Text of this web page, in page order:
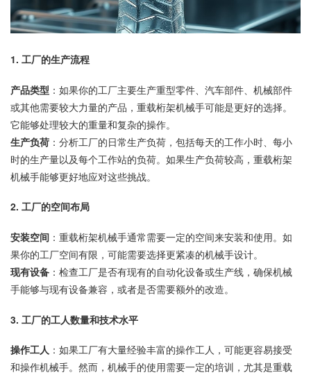
1. 工厂的生产流程
产品类型 ：如果你的工厂主要生产重型零件、汽车部件、机械部件
或其他需要较大力量的产品，重载桁架机械手可能是更好的选择。
它能够处理较大的重量和复杂的操作。
生产负荷 ：分析工厂的日常生产负荷，包括每天的工作小时、每小
时的生产量以及每个工作站的负荷。如果生产负荷较高，重载桁架
机械手能够更好地应对这些挑战。
2. 工厂的空间布局
安装空间 ：重载桁架机械手通常需要一定的空间来安装和使用。如
果你的工厂空间有限，可能需要选择更紧凑的机械手设计。
现有设备 ：检查工厂是否有现有的自动化设备或生产线，确保机械
手能够与现有设备兼容，或者是否需要额外的改造。
3. 工厂的工人数量和技术水平
操作工人 ：如果工厂有大量经验丰富的操作工人，可能更容易接受
和操作机械手。然而，机械手的使用需要一定的培训，尤其是重载